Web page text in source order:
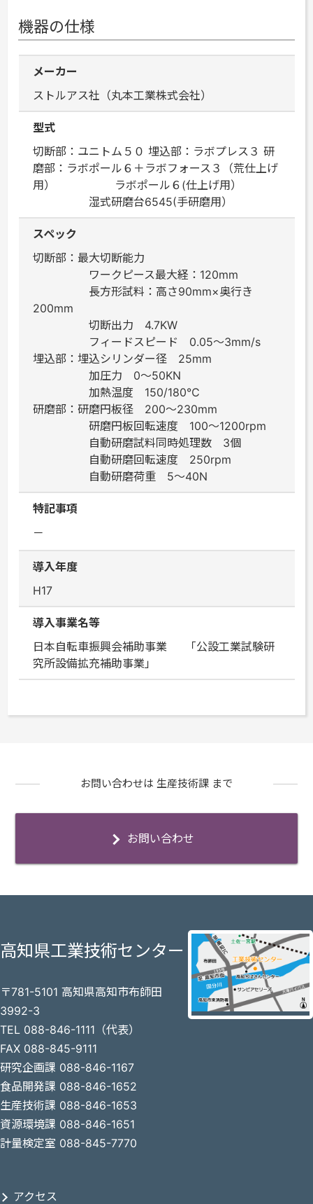
機器の仕様
メーカー
ストルアス社（丸本工業株式会社）
型式
切断部：ユニトム５０ 埋込部：ラボプレス３ 研
磨部：ラボポール６＋ラボフォース３（荒仕上げ
用） ラボポール６(仕上げ用）
湿式研磨台6545(手研磨用）
スペック
切断部：最大切断能力
ワークピース最大経：120mm
長方形試料：高さ90mm×奥行き
200mm
切断出力 4.7KW
フィードスピード 0.05～3mm/s
埋込部：埋込シリンダー径 25mm
加圧力 0～50KN
加熱温度 150/180℃
研磨部：研磨円板径 200～230mm
研磨円板回転速度 100～1200rpm
自動研磨試料同時処理数 3個
自動研磨回転速度 250rpm
自動研磨荷重 5～40N
特記事項
－
導入年度
H17
導入事業名等
日本自転車振興会補助事業 「公設工業試験研
究所設備拡充補助事業」
お問い合わせは 生産技術課 まで
お問い合わせ
高知県工業技術センター
〒781-5101 高知県高知市布師田
3992-3
TEL 088-846-1111（代表）
FAX 088-845-9111
研究企画課 088-846-1167
食品開発課 088-846-1652
生産技術課 088-846-1653
資源環境課 088-846-1651
計量検定室 088-845-7770
アクセス